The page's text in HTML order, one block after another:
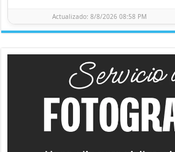
Actualizado: 8/8/2026 08:58 PM